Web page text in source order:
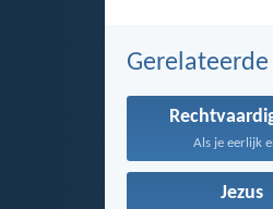
Als je eerlijk
Jezus